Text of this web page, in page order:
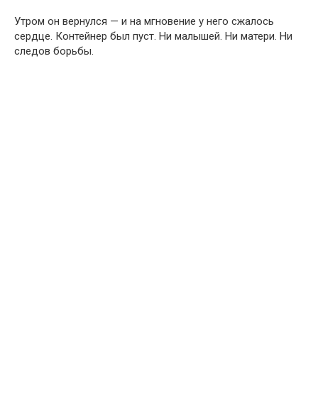
Утром он вернулся — и на мгновение у него сжалось
сердце. Контейнер был пуст. Ни малышей. Ни матери. Ни
следов борьбы.